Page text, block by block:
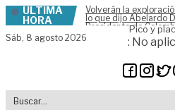
Skip to content
ÚLTIMA
HORA
Volverán la
lo que dijo Abelardo
Presidente de
Sáb, 8 agosto 2026
Pico y
: No